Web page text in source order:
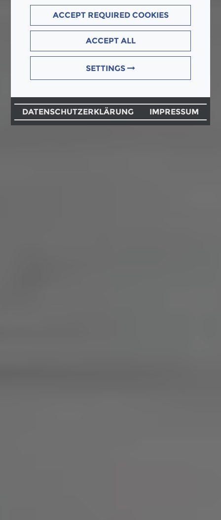
ACCEPT REQUIRED COOKIES
ACCEPT ALL
SETTINGS
DATENSCHUTZERKLÄRUNG IMPRESSUM